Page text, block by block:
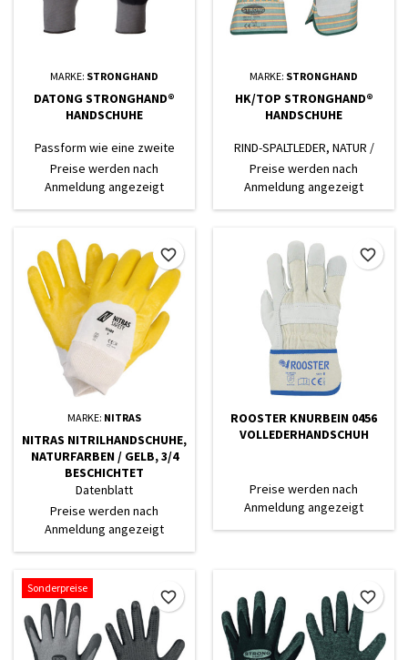
MARKE: STRONGHAND
DATONG STRONGHAND®
HANDSCHUHE
Passform wie eine zweite
Haut, gutes Tastempfinden,
flüssigkeitsabweisend, sehr
gute Beständigkeit gegen Öle
und Fette
Preise werden nach
Anmeldung angezeigt
MARKE: STRONGHAND
HK/TOP STRONGHAND®
HANDSCHUHE
RIND-SPALTLEDER, NATUR /
GRÜN, CAT 2
Preise werden nach
Anmeldung angezeigt
MARKE: NITRAS
NITRAS NITRILHANDSCHUHE,
NATURFARBEN / GELB, 3/4
BESCHICHTET
Datenblatt
Preise werden nach
Anmeldung angezeigt
favorite_border
ROOSTER KNURBEIN 0456
VOLLEDERHANDSCHUH
Preise werden nach
Anmeldung angezeigt
favorite_border
Sonderpreise
favorite_border favorite_border